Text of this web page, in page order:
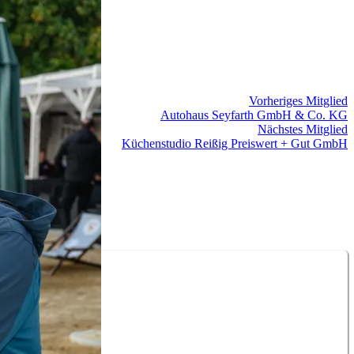
Vorheriges Mitglied
Autohaus Seyfarth GmbH & Co. KG
Nächstes Mitglied
Küchenstudio Reißig Preiswert + Gut GmbH